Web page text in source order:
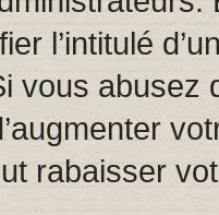
l’intitulé
vous
rabaisser